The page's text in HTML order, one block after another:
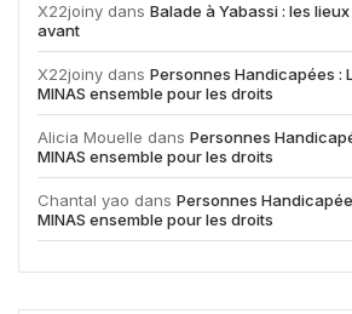
X22joiny dans Balade à Yabassi : les
avant
X22joiny dans Personnes Handicapées :
MINAS ensemble pour les droits
Alicia Mouelle dans Personnes
MINAS ensemble pour les droits
Chantal yao dans Personnes
MINAS ensemble pour les droits